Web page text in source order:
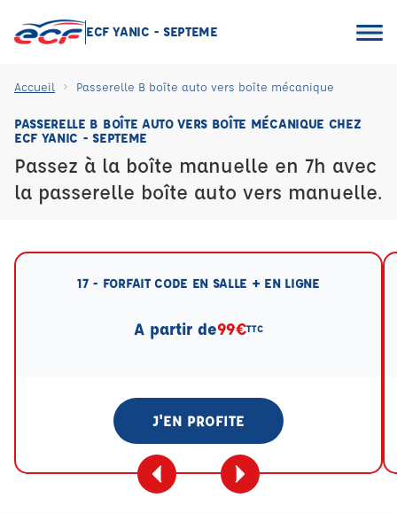
ECF YANIC - SEPTEME
Accueil Passerelle B boîte auto vers boîte mécanique
PASSERELLE B BOÎTE AUTO VERS BOÎTE MÉCANIQUE CHEZ
ECF YANIC - SEPTEME
Passez à la boîte manuelle en 7h avec
la passerelle boîte auto vers manuelle.
17 - FORFAIT CODE EN SALLE + EN LIGNE
A partir de99€TTC
J'EN PROFITE